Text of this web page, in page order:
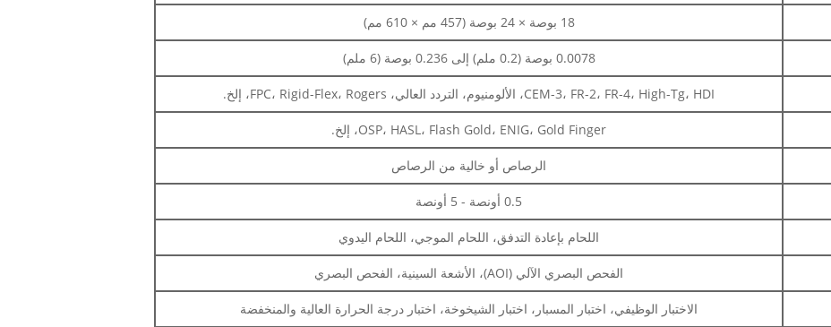
18 بوصة × 24 بوصة (457 مم × 610 مم)
0.0078 بوصة (0.2 ملم) إلى 0.236 بوصة (6 ملم)
CEM-3، FR-2، FR-4، High-Tg، HDI، الألومنيوم، التردد العالي، FPC، Rigid-Flex، Rogers، إلخ.
OSP، HASL، Flash Gold، ENIG، Gold Finger، إلخ.
الرصاص أو خالية من الرصاص
0.5 أونصة - 5 أونصة
اللحام بإعادة التدفق، اللحام الموجي، اللحام اليدوي
الفحص البصري الآلي (AOI)، الأشعة السينية، الفحص البصري
الاختبار الوظيفي، اختبار المسبار، اختبار الشيخوخة، اختبار درجة الحرارة العالية والمنخفضة